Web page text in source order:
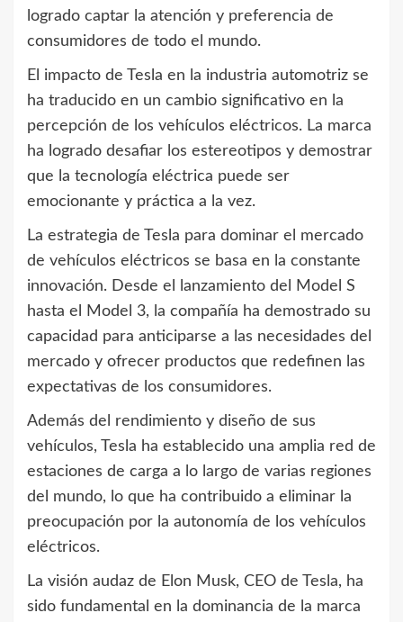
logrado captar la atención y preferencia de
consumidores de todo el mundo.
El impacto de Tesla en la industria automotriz se
ha traducido en un cambio significativo en la
percepción de los vehículos eléctricos. La marca
ha logrado desafiar los estereotipos y demostrar
que la tecnología eléctrica puede ser
emocionante y práctica a la vez.
La estrategia de Tesla para dominar el mercado
de vehículos eléctricos se basa en la constante
innovación. Desde el lanzamiento del Model S
hasta el Model 3, la compañía ha demostrado su
capacidad para anticiparse a las necesidades del
mercado y ofrecer productos que redefinen las
expectativas de los consumidores.
Además del rendimiento y diseño de sus
vehículos, Tesla ha establecido una amplia red de
estaciones de carga a lo largo de varias regiones
del mundo, lo que ha contribuido a eliminar la
preocupación por la autonomía de los vehículos
eléctricos.
La visión audaz de Elon Musk, CEO de Tesla, ha
sido fundamental en la dominancia de la marca